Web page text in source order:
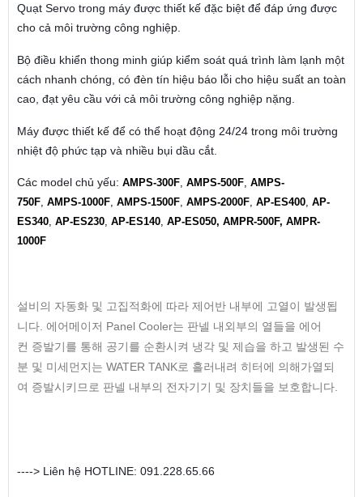
Quạt Servo trong máy được thiết kế đặc biệt để đáp ứng được
cho cả môi trường công nghiệp.
Bộ điều khiển thong minh giúp kiểm soát quá trình làm lạnh một
cách nhanh chóng, có đèn tín hiệu báo lỗi cho hiệu suất an toàn
cao, đạt yêu cầu với cả môi trường công nghiệp nặng.
Máy được thiết kế để có thể hoạt động 24/24 trong môi trường
nhiệt độ phức tạp và nhiều bụi dầu cắt.
Các model chủ yếu: AMPS-300F, AMPS-500F, AMPS-
750F, AMPS-1000F, AMPS-1500F, AMPS-2000F, AP-ES400, AP-
ES340, AP-ES230, AP-ES140, AP-ES050, AMPR-500F, AMPR-
1000F
설비의 자동화 및 고집적화에 따라 제어반 내부에 고열이 발생됩
니다 에어메이저 Panel Cooler는 판넬 내외 부의 열들을 에어
컨 증발기를 통해 공기를 순환시켜 냉각 및 제습을 하고 발생된 수
분 및 미세먼지는 WATER TANK로 흘러내려 히터에 의해가열되
여 증발시키므로 판넬 내부의 전자기기 및 장치들을 보호합니다
----> Liên hệ HOTLINE: 091.228.65.66